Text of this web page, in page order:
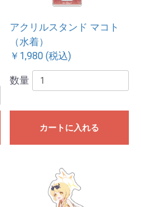
アクリルスタンド マコト
（水着）
￥1,980 (税込)
数量
カートに入れる